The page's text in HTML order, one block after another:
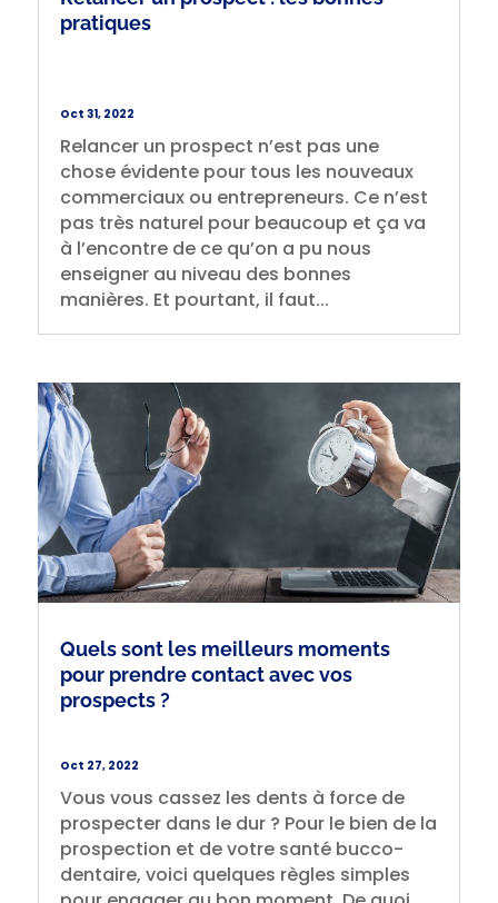
pratiques
Oct 31, 2022
Relancer un prospect n’est pas une
chose évidente pour tous les nouveaux
commerciaux ou entrepreneurs. Ce n’est
pas très naturel pour beaucoup et ça va
à l’encontre de ce qu’on a pu nous
enseigner au niveau des bonnes
manières. Et pourtant, il faut...
Quels sont les meilleurs moments
pour prendre contact avec vos
prospects ?
Oct 27, 2022
Vous vous cassez les dents à force de
prospecter dans le dur ? Pour le bien de la
prospection et de votre santé bucco-
dentaire, voici quelques règles simples